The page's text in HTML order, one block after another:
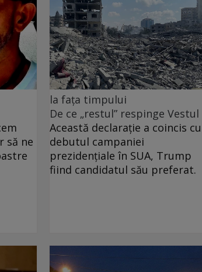
să ne
la fața timpului
De ce „restul” respinge Vestul
Această declarație a coincis cu
debutul campaniei
prezidențiale în SUA, Trump
fiind candidatul său preferat.